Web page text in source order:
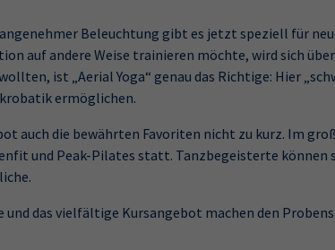
Beleuchtung gibt es jetzt speziell für
auf andere Weise trainieren möchte, wird sich
ist „Aerial Yoga“ genau das Richtige: Hier
ermöglichen.
auch die bewährten Favoriten nicht zu kurz. Im
und Peak-Pilates statt. Tanzbegeisterte können
und das vielfältige Kursangebot machen den